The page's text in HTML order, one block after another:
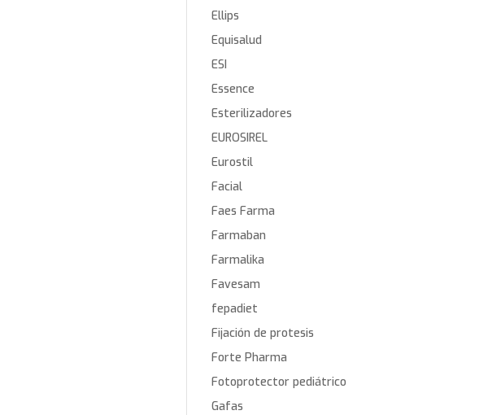
Ellips
Equisalud
ESI
Essence
Esterilizadores
EUROSIREL
Eurostil
Facial
Faes Farma
Farmaban
Farmalika
Favesam
fepadiet
Fijación de protesis
Forte Pharma
Fotoprotector pediátrico
Gafas